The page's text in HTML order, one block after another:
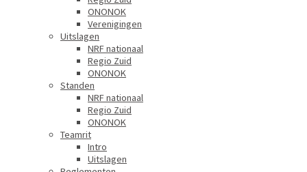
ONONOK
Verenigingen
Uitslagen
NRF nationaal
Regio Zuid
ONONOK
Standen
NRF nationaal
Regio Zuid
ONONOK
Teamrit
Intro
Uitslagen